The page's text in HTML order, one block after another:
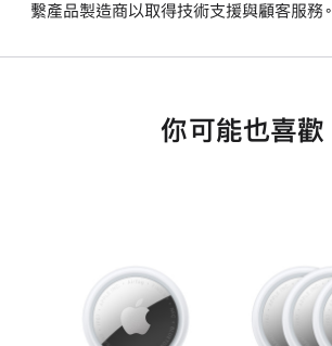
繫產品製造商以取得技術支援與顧客服務。
你可能也喜歡